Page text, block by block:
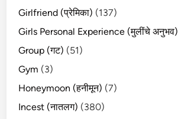
Girlfriend (प्रेमिका) (137)
Girls Personal Experience (मुलींचे अनुभव)
Group (गट) (51)
Gym (3)
Honeymoon (हनीमून) (7)
Incest (नातलग) (380)